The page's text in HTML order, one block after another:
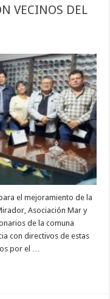
VECINOS DEL
el mejoramiento de la
Asociación Mar y
de la comuna
con directivos de estas
por el …